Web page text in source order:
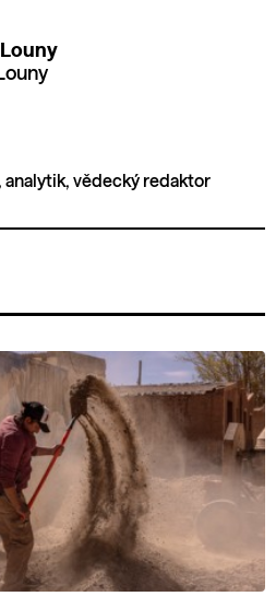
analytik, vědecký redaktor